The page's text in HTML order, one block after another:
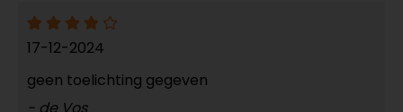
17-12-2024
geen toelichting gegeven
- de Vos